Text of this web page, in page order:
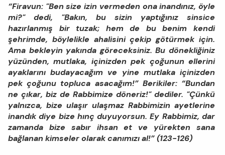
“Firavun: "Ben size izin vermeden ona inandınız, öyle
mi?" dedi, "Bakın, bu sizin yaptığınız sinsice
hazırlanmış bir tuzak; hem de bu benim kendi
şehrimde, böylelikle ahalisini çekip götürmek için.
Ama bekleyin yakında göreceksiniz. Bu dönekliğiniz
yüzünden, mutlaka, içinizden pek çoğunun ellerini
ayaklarını budayacağım ve yine mutlaka içinizden
pek çoğunu topluca asacağım!” Berikiler: “Bundan
ne çıkar, biz de Rabbimize döneriz!" dediler. "Çünkü
yalnızca, bize ulaşır ulaşmaz Rabbimizin ayetlerine
inandık diye bize hınç duyuyorsun. Ey Rabbimiz, dar
zamanda bize sabır ihsan et ve yürekten sana
bağlanan kimseler olarak canımızı al!”(123-126)